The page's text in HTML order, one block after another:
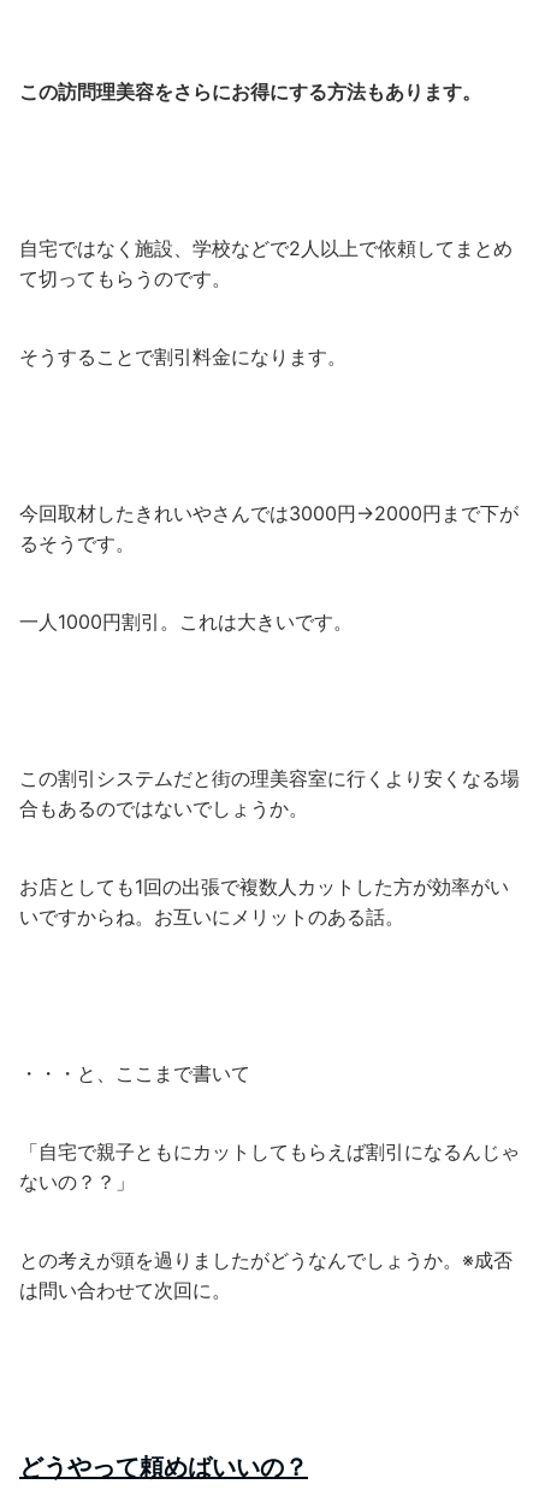
この訪問理美容をさらにお得にする方法もあります。
自宅ではなく施設、学校などで2人以上で依頼してまとめ
て切ってもらうのです。
そうすることで割引料金になります。
今回取材したきれいやさんでは3000円→2000円まで下が
るそうです。
一人1000円割引。これは大きいです。
この割引システムだと街の理美容室に行くより安くなる場
合もあるのではないでしょうか。
お店としても1回の出張で複数人カットした方が効率がい
いですからね。お互いにメリットのある話。
・・・と、ここまで書いて
「自宅で親子ともにカットしてもらえば割引になるんじゃ
ないの？？」
との考えが頭を過りましたがどうなんでしょうか。※成否
は問い合わせて次回に。
どうやって頼めばいいの？